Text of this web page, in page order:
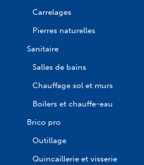
Carrelages
Pierres naturelles
Sanitaire
Salles de bains
Chauffage sol et murs
Boilers et chauffe-eau
Brico pro
Outillage
Quincaillerie et visserie